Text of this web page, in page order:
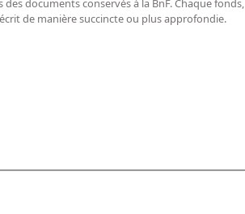
documents conservés à la BnF. Chaque fonds,
de manière succincte ou plus approfondie.